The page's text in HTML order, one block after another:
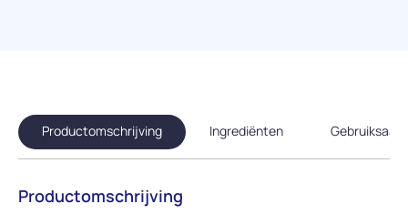
Productomschrijving Ingrediënten
Productomschrijving